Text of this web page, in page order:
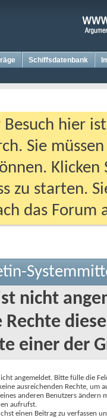
Schiffsdatenbank
hier
Sie
zu starten.
das
nicht
Rechte
einer der
angemeldet. Bitte fülle die
ausreichenden Rechte, um
anderen Benutzers
aufrufst.
einen Beitrag zu verfassen